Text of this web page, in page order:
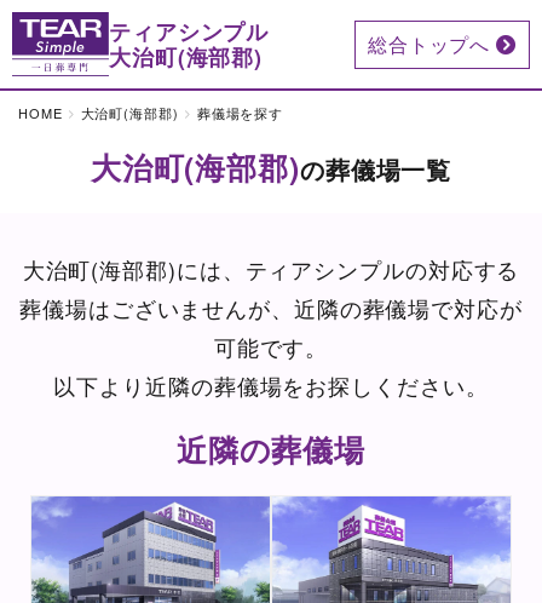
ティアシンプル
大治町(海部郡)
総合トップへ
HOME 大治町(海部郡) 葬儀場を探す
大治町(海部郡)の葬儀場一覧
大治町(海部郡)には、ティアシンプルの対応する
葬儀場はございませんが、近隣の葬儀場で対応が
可能です。
以下より近隣の葬儀場をお探しください。
近隣の葬儀場